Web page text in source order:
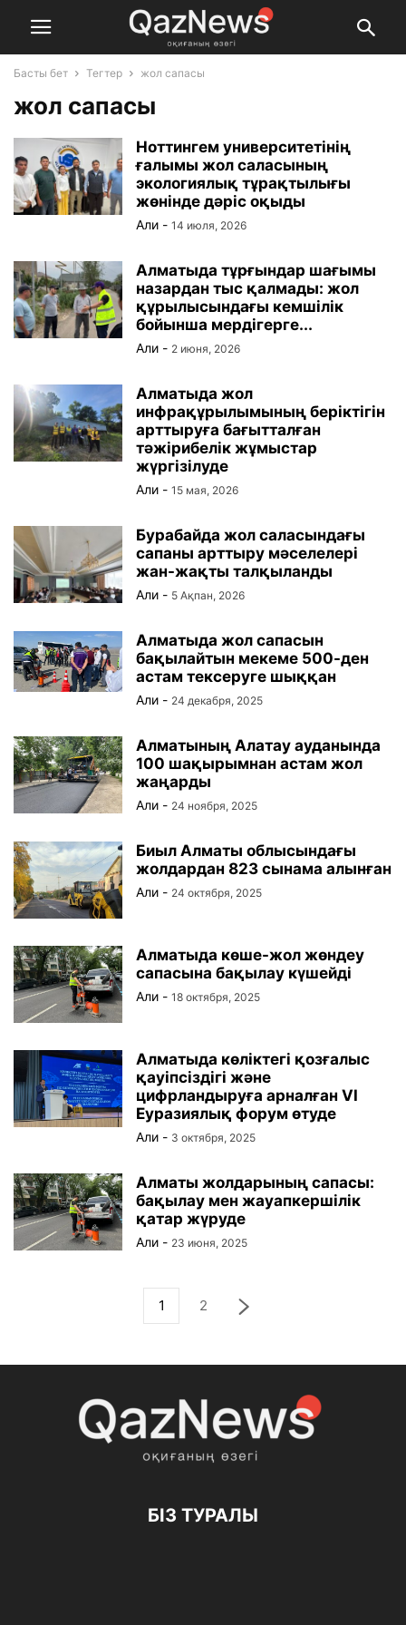
Басты бет Тегтер жол сапасы
жол сапасы
Ноттингем университетінің
ғалымы жол саласының
экологиялық тұрақтылығы
жөнінде дәріс оқыды
Али - 14 июля, 2026
Алматыда тұрғындар шағымы
назардан тыс қалмады: жол
құрылысындағы кемшілік
бойынша мердігерге...
Али - 2 июня, 2026
Алматыда жол
инфрақұрылымының беріктігін
арттыруға бағытталған
тәжірибелік жұмыстар
жүргізілуде
Али - 15 мая, 2026
Бурабайда жол саласындағы
сапаны арттыру мәселелері
жан-жақты талқыланды
Али - 5 Ақпан, 2026
Алматыда жол сапасын
бақылайтын мекеме 500-ден
астам тексеруге шыққан
Али - 24 декабря, 2025
Алматының Алатау ауданында
100 шақырымнан астам жол
жаңарды
Али - 24 ноября, 2025
Биыл Алматы облысындағы
жолдардан 823 сынама алынған
Али - 24 октября, 2025
Алматыда көше-жол жөндеу
сапасына бақылау күшейді
Али - 18 октября, 2025
Алматыда көліктегі қозғалыс
қауіпсіздігі және
цифрландыруға арналған VI
Еуразиялық форум өтуде
Али - 3 октября, 2025
Алматы жолдарының сапасы:
бақылау мен жауапкершілік
қатар жүруде
Али - 23 июня, 2025
1 2
БІЗ ТУРАЛЫ